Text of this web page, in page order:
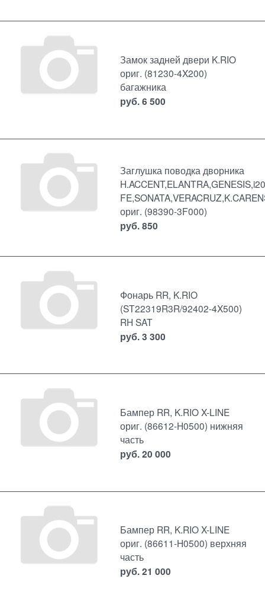
Замок задней двери K.RIO
ориг. (81230-4X200)
багажника
руб.6 500
Заглушка поводка дворника
ориг. (98390-3F000)
руб.850
Фонарь RR, K.RIO
(ST22319R3R/92402-4X500)
RH SAT
руб.3 300
Бампер RR, K.RIO X-LINE
ориг. (86612-H0500) нижняя
часть
руб.20 000
Бампер RR, K.RIO X-LINE
ориг. (86611-H0500) верхняя
часть
руб.21 000